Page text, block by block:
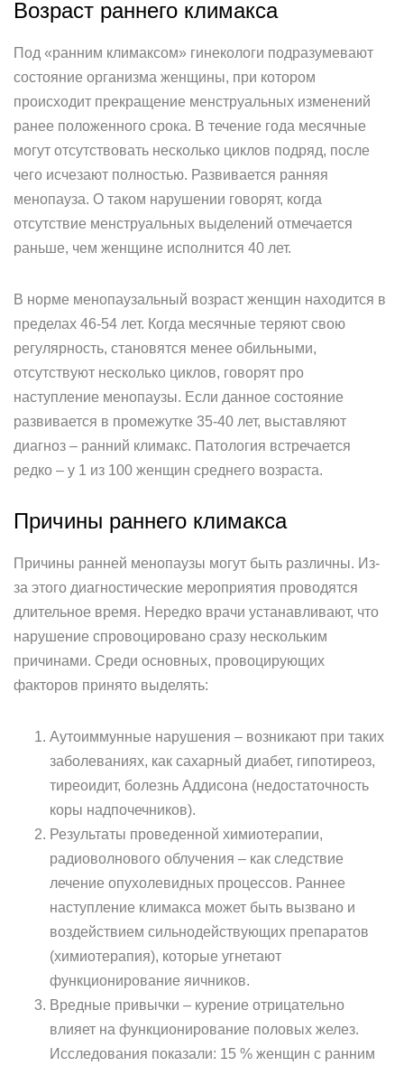
Возраст раннего климакса
Под «ранним климаксом» гинекологи подразумевают
состояние организма женщины, при котором
происходит прекращение менструальных изменений
ранее положенного срока. В течение года месячные
могут отсутствовать несколько циклов подряд, после
чего исчезают полностью. Развивается ранняя
менопауза. О таком нарушении говорят, когда
отсутствие менструальных выделений отмечается
раньше, чем женщине исполнится 40 лет.
В норме менопаузальный возраст женщин находится в
пределах 46-54 лет. Когда месячные теряют свою
регулярность, становятся менее обильными,
отсутствуют несколько циклов, говорят про
наступление менопаузы. Если данное состояние
развивается в промежутке 35-40 лет, выставляют
диагноз – ранний климакс. Патология встречается
редко – у 1 из 100 женщин среднего возраста.
Причины раннего климакса
Причины ранней менопаузы могут быть различны. Из-
за этого диагностические мероприятия проводятся
длительное время. Нередко врачи устанавливают, что
нарушение спровоцировано сразу нескольким
причинами. Среди основных, провоцирующих
факторов принято выделять:
Аутоиммунные нарушения – возникают при таких
заболеваниях, как сахарный диабет, гипотиреоз,
тиреоидит, болезнь Аддисона (недостаточность
коры надпочечников).
Результаты проведенной химиотерапии,
радиоволнового облучения – как следствие
лечение опухолевидных процессов. Раннее
наступление климакса может быть вызвано и
воздействием сильнодействующих препаратов
(химиотерапия), которые угнетают
функционирование яичников.
Вредные привычки – курение отрицательно
влияет на функционирование половых желез.
Исследования показали: 15 % женщин с ранним